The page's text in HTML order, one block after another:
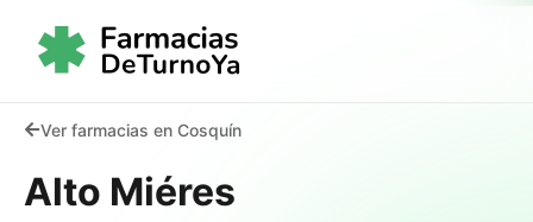
Ver farmacias en Cosquín
Alto Miéres